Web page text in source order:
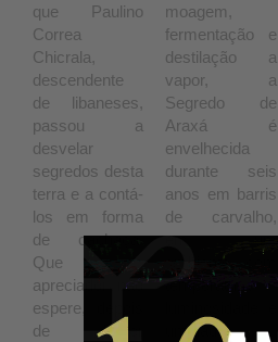
que Paulino
Correa
Chicrala,
descendente
de libaneses,
passou a
desvelar
segredos desta
terra e a contá-
los em forma
de cachaça.
Que o
apreciador não
espere, depois
de beber
moagem,
fermentação e
destilação a
vapor, a
Segredo de
Araxá é
envelhecida
durante seis
anos em barris
de carvalho,
em um
ambiente com
temperatura,
umidade